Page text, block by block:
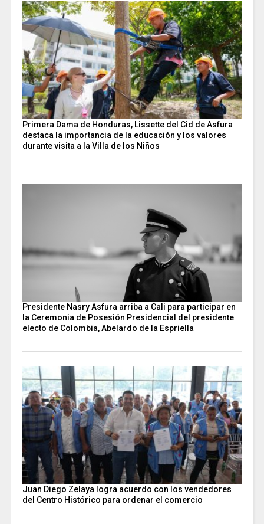
Primera Dama de Honduras, Lissette del Cid de Asfura
destaca la importancia de la educación y los valores
durante visita a la Villa de los Niños
Presidente Nasry Asfura arriba a Cali para participar en
la Ceremonia de Posesión Presidencial del presidente
electo de Colombia, Abelardo de la Espriella
Juan Diego Zelaya logra acuerdo con los vendedores
del Centro Histórico para ordenar el comercio